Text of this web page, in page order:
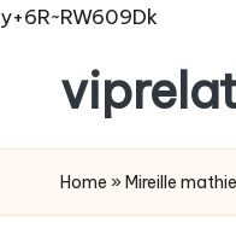
y+6R~RW609Dk
contentHome » Mireille